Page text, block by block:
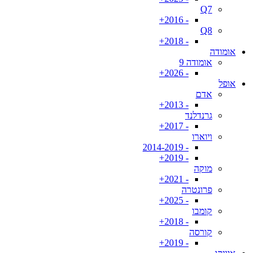
Q7
- 2016+
Q8
- 2018+
אומודה
אומודה 9
- 2026+
אופל
אדם
- 2013+
גרנדלנד
- 2017+
ויוארו
- 2014-2019
- 2019+
מוקה
- 2021+
פרונטרה
- 2025+
קומבו
- 2018+
קורסה
- 2019+